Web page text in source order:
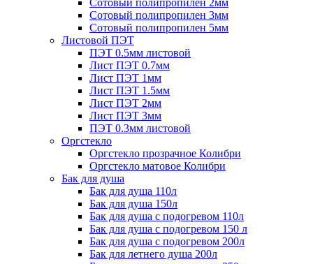
Сотовый полипропилен 2мм
Сотовый полипропилен 3мм
Сотовый полипропилен 5мм
Листовой ПЭТ
ПЭТ 0.5мм листовой
Лист ПЭТ 0.7мм
Лист ПЭТ 1мм
Лист ПЭТ 1.5мм
Лист ПЭТ 2мм
Лист ПЭТ 3мм
ПЭТ 0.3мм листовой
Оргстекло
Оргстекло прозрачное Колибри
Оргстекло матовое Колибри
Бак для душа
Бак для душа 110л
Бак для душа 150л
Бак для душа с подогревом 110л
Бак для душа с подогревом 150 л
Бак для душа с подогревом 200л
Бак для летнего душа 200л